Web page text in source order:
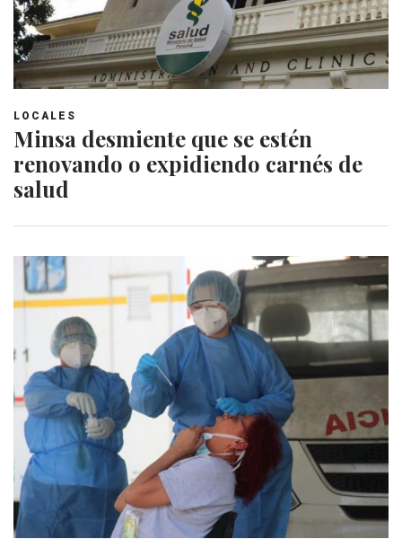
LOCALES
Minsa desmiente que se estén
renovando o expidiendo carnés de
salud